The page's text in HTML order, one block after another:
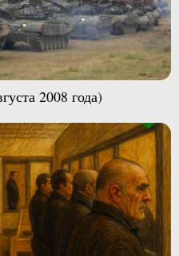
2008 года)